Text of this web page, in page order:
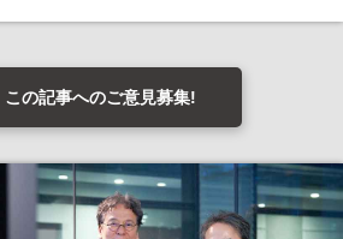
この記事へのご意見募集!